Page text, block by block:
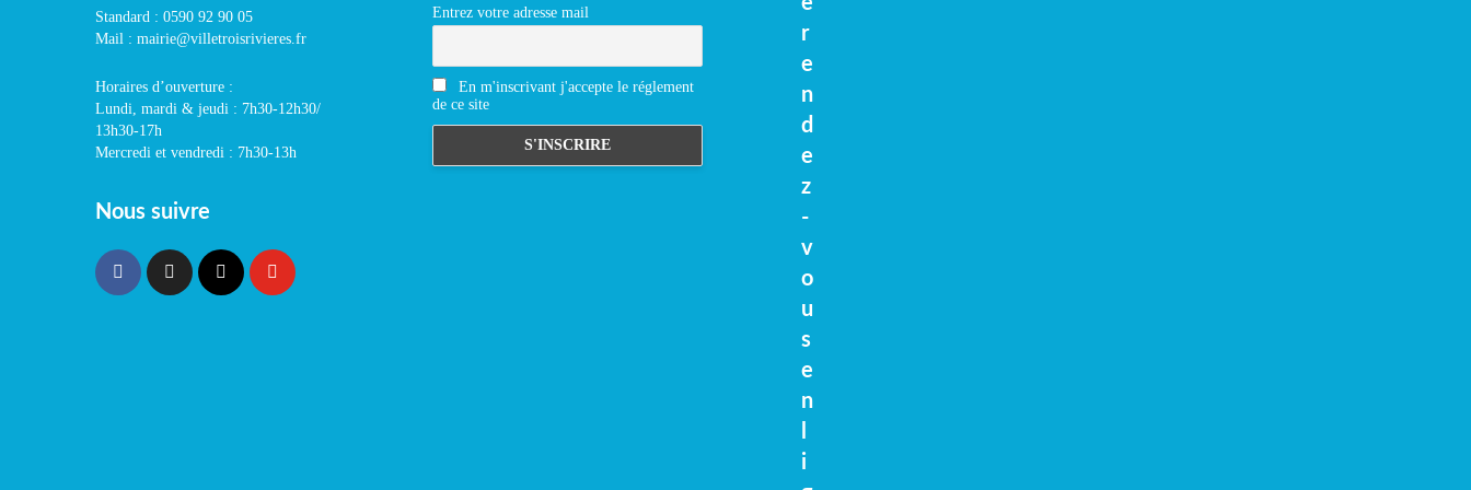
Standard : 0590 92 90 05
Mail : mairie@villetroisrivieres.fr
Horaires d’ouverture :
Lundi, mardi & jeudi : 7h30-12h30/
13h30-17h
Mercredi et vendredi : 7h30-13h
Nous suivre
Entrez votre adresse mail
En m'inscrivant j'accepte le réglement
de ce site
r
e
n
d
e
z
-
v
o
u
s
e
n
i